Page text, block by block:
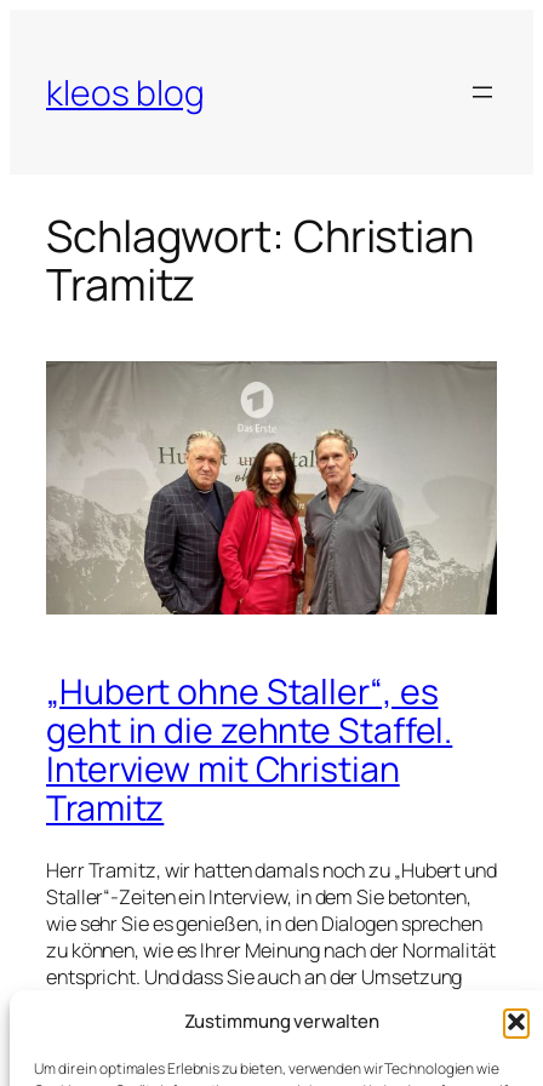
Zustimmung verwalten
Um dir ein optimales Erlebnis zu bieten, verwenden wir Technologien wie
springen
kleos blog
Schlagwort: Christian
Tramitz
„Hubert ohne Staller“, es
geht in die zehnte Staffel.
Interview mit Christian
Tramitz
Herr Tramitz, wir hatten damals noch zu „Hubert und
Staller“-Zeiten ein Interview, in dem Sie betonten,
wie sehr Sie es genießen, in den Dialogen sprechen
zu können, wie es Ihrer Meinung nach der Normalität
entspricht. Und dass Sie auch an der Umsetzung
Ja? Christian Tramitz: Dialoge werden wahnsinnig
unterschätzt, finde ich. Sie sind mit das Wichtigste,